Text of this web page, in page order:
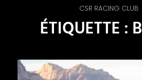
CSR RACING CLUB
ÉTIQUETTE :